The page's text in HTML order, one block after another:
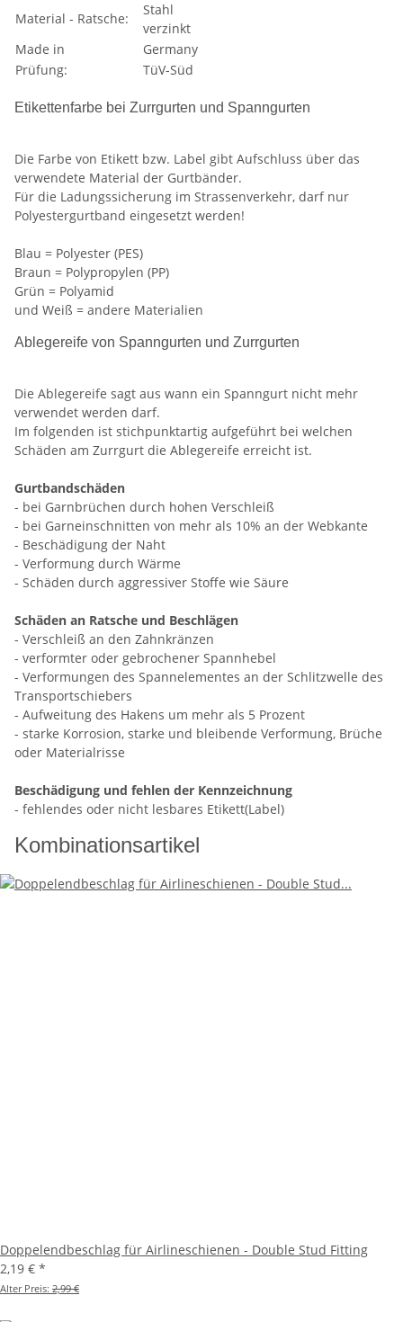
Material - Ratsche:
Stahl
verzinkt
Made in
Germany
Prüfung:
TüV-Süd
Etikettenfarbe bei Zurrgurten und Spanngurten
Die Farbe von Etikett bzw. Label gibt Aufschluss über das
verwendete Material der Gurtbänder.
Für die Ladungssicherung im Strassenverkehr, darf nur
Polyestergurtband eingesetzt werden!
Blau = Polyester (PES)
Braun = Polypropylen (PP)
Grün = Polyamid
und Weiß = andere Materialien
Ablegereife von Spanngurten und Zurrgurten
Die Ablegereife sagt aus wann ein Spanngurt nicht mehr
verwendet werden darf.
Im folgenden ist stichpunktartig aufgeführt bei welchen
Schäden am Zurrgurt die Ablegereife erreicht ist.
Gurtbandschäden
- bei Garnbrüchen durch hohen Verschleiß
- bei Garneinschnitten von mehr als 10% an der Webkante
- Beschädigung der Naht
- Verformung durch Wärme
- Schäden durch aggressiver Stoffe wie Säure
Schäden an Ratsche und Beschlägen
- Verschleiß an den Zahnkränzen
- verformter oder gebrochener Spannhebel
- Verformungen des Spannelementes an der Schlitzwelle des
Transportschiebers
- Aufweitung des Hakens um mehr als 5 Prozent
- starke Korrosion, starke und bleibende Verformung, Brüche
oder Materialrisse
Beschädigung und fehlen der Kennzeichnung
- fehlendes oder nicht lesbares Etikett(Label)
Kombinationsartikel
Doppelendbeschlag für Airlineschienen - Double Stud Fitting
2,19 € *
Alter Preis: 2,99 €